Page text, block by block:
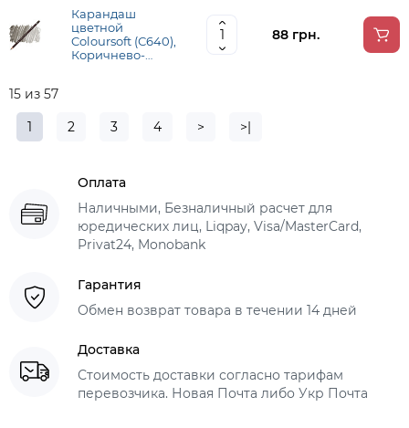
Карандаш
цветной
Coloursoft (С640),
Коричнево-
88 грн.
15 из 57
1
2 3 4 > >|
Оплата
Наличными, Безналичный расчет для
юредических лиц, Liqpay, Visa/MasterCard,
Privat24, Monobank
Гарантия
Обмен возврат товара в течении 14 дней
Доставка
Стоимость доставки согласно тарифам
перевозчика. Новая Почта либо Укр Почта